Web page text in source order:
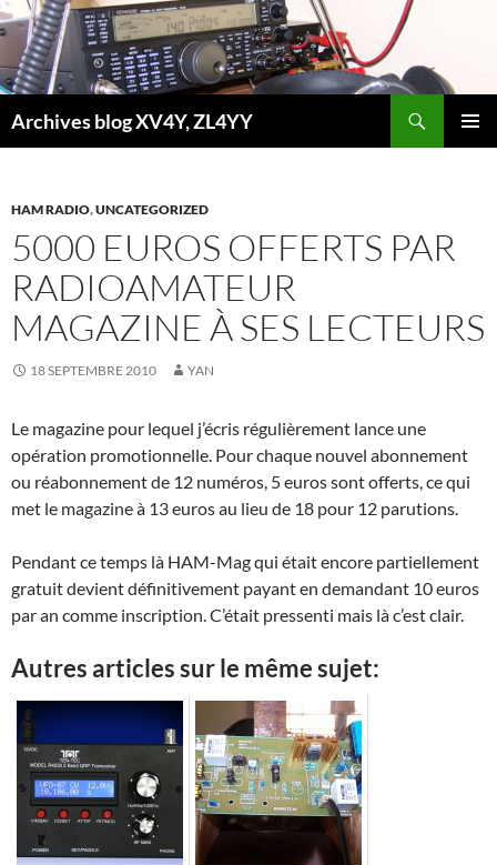
Aller
au
contenu
Archives blog XV4Y, ZL4YY
HAM RADIO,UNCATEGORIZED
5000 EUROS OFFERTS PAR
RADIOAMATEUR
MAGAZINE À SES LECTEURS
18 SEPTEMBRE 2010 YAN
Le magazine pour lequel j’écris régulièrement lance une
opération promotionnelle. Pour chaque nouvel abonnement
ou réabonnement de 12 numéros, 5 euros sont offerts, ce qui
met le magazine à 13 euros au lieu de 18 pour 12 parutions.
Pendant ce temps là HAM-Mag qui était encore partiellement
gratuit devient définitivement payant en demandant 10 euros
par an comme inscription. C’était pressenti mais là c’est clair.
Autres articles sur le même sujet: